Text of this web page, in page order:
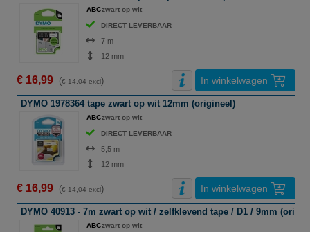
ABCzwart op wit
DIRECT LEVERBAAR
7 m
12 mm
€ 16,99 (€ 14,04 excl) In winkelwagen
DYMO 1978364 tape zwart op wit 12mm (origineel)
ABCzwart op wit
DIRECT LEVERBAAR
5,5 m
12 mm
€ 16,99 (€ 14,04 excl) In winkelwagen
DYMO 40913 - 7m zwart op wit / zelfklevend tape / D1 / 9mm
ABCzwart op wit